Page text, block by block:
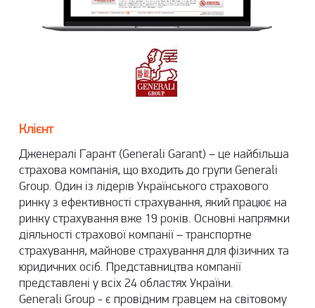
Клієнт
Дженералі Гарант (Generali Garant) – це найбільша
страхова компанія, що входить до групи Generali
Group. Один із лідерів Українського страхового
ринку з ефективності страхування, який працює на
ринку страхування вже 19 років. Основні напрямки
діяльності страхової компанії – транспортне
страхування, майнове страхування для фізичних та
юридичних осіб. Представництва компанії
представлені у всіх 24 областях України.
Generali Group - є провідним гравцем на світовому